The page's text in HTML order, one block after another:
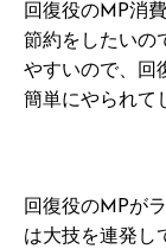
回復役のMP消
節約をしたいの
やすいので、回
簡単にやられて
回復役のMPが
は大技を連発し